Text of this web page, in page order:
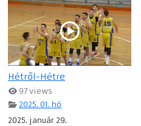
Hétről-Hétre
97 views
2025. 01. hó
2025. január 29.